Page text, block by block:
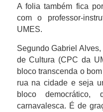
A folia também fica
com o professor-
UMES.
Segundo Gabriel
de Cultura (CPC da
bloco transcenda o
rua na cidade e seja
bloco
carnavalesca. É de